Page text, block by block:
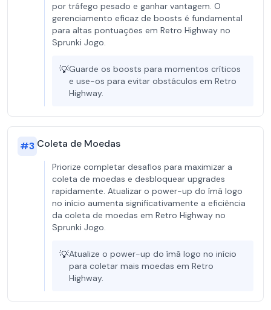
por tráfego pesado e ganhar vantagem. O
gerenciamento eficaz de boosts é fundamental
para altas pontuações em Retro Highway no
Sprunki Jogo.
💡Guarde os boosts para momentos críticos
e use-os para evitar obstáculos em Retro
Highway.
#3 Coleta de Moedas
Priorize completar desafios para maximizar a
coleta de moedas e desbloquear upgrades
rapidamente. Atualizar o power-up do ímã logo
no início aumenta significativamente a eficiência
da coleta de moedas em Retro Highway no
Sprunki Jogo.
💡Atualize o power-up do ímã logo no início
para coletar mais moedas em Retro
Highway.